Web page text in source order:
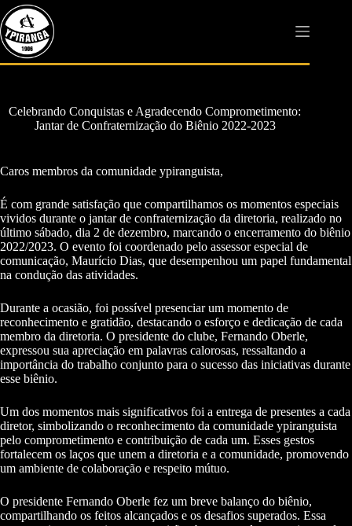
Pular
para
o
conteúdo
Celebrando Conquistas e Agradecendo Comprometimento:
Jantar de Confraternização do Biênio 2022-2023
Caros membros da comunidade ypiranguista,
É com grande satisfação que compartilhamos os momentos especiais
vividos durante o jantar de confraternização da diretoria, realizado no
último sábado, dia 2 de dezembro, marcando o encerramento do biênio
2022/2023. O evento foi coordenado pelo assessor especial de
comunicação, Maurício Dias, que desempenhou um papel fundamental
na condução das atividades.
Durante a ocasião, foi possível presenciar um momento de
reconhecimento e gratidão, destacando o esforço e dedicação de cada
membro da diretoria. O presidente do clube, Fernando Oberle,
expressou sua apreciação em palavras calorosas, ressaltando a
importância do trabalho conjunto para o sucesso das iniciativas durante
esse biênio.
Um dos momentos mais significativos foi a entrega de presentes a cada
diretor, simbolizando o reconhecimento da comunidade ypiranguista
pelo comprometimento e contribuição de cada um. Esses gestos
fortalecem os laços que unem a diretoria e a comunidade, promovendo
um ambiente de colaboração e respeito mútuo.
O presidente Fernando Oberle fez um breve balanço do biênio,
compartilhando os feitos alcançados e os desafios superados. Essa